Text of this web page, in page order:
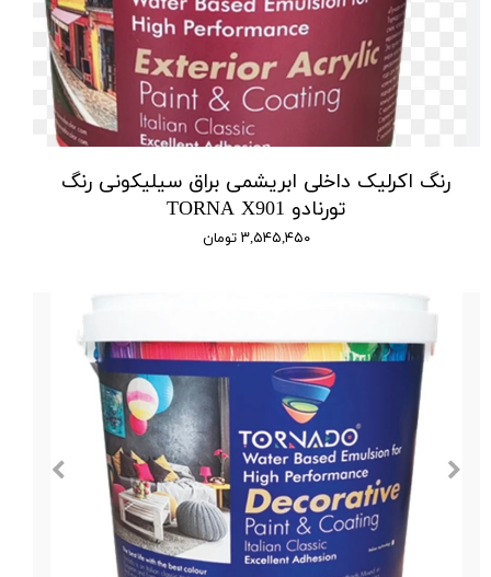
رنگ اکرلیک داخلی ابریشمی براق سیلیکونی رنگ
تورنادو TORNA X901
۳,۵۴۵,۴۵۰ تومان